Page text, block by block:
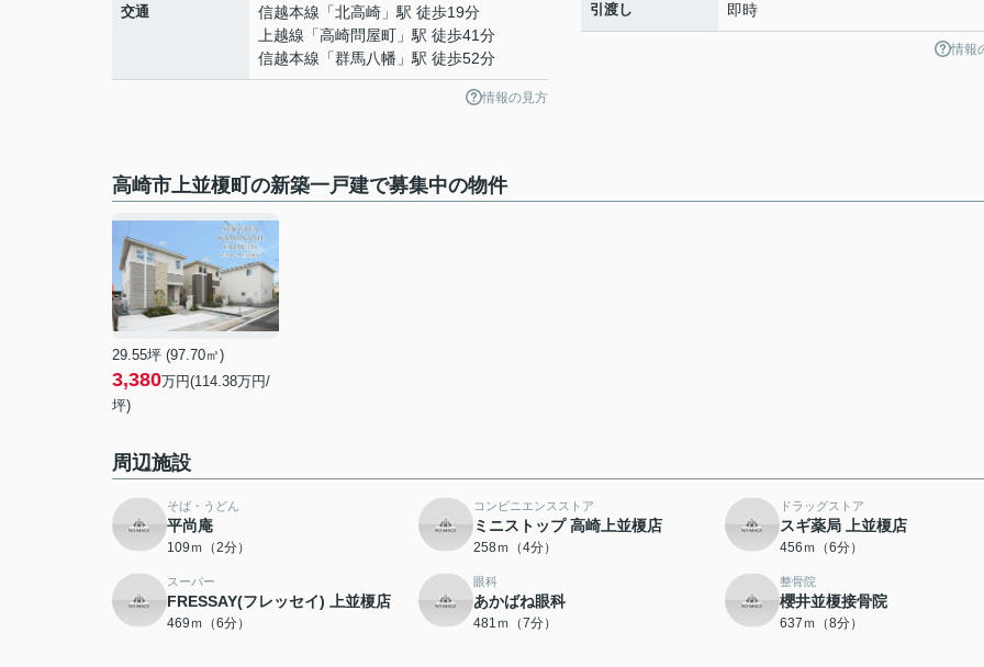
交通 信越本線 「北高崎 」駅 徒歩19分
上越線 「高崎問屋町 」駅 徒歩41分
信越本線 「群馬八幡 」駅 徒歩52分
情報の見方
引渡し 即時
情報
高崎市上並榎町の新築一戸建で募集中の物件
29.55坪 (97.70㎡)
3,380万円(114.38万円/
坪)
周辺施設
そば・うどん
平尚庵
109ｍ（2分）
コンビニエンスストア
ミニストップ 高崎上並榎店
258ｍ（4分）
ドラッグストア
スギ薬局 上並榎店
456ｍ（6分）
スーパー
FRESSAY(フレッセイ) 上並榎店
469ｍ（6分）
眼科
あかばね眼科
481ｍ（7分）
整骨院
櫻井並榎接骨院
637ｍ（8分）